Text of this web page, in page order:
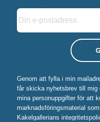
Genom att fylla i min
får skicka nyhetsbrev till mig
mina personuppgifter för att
marknadsföringsmaterial
Kakelgallerians